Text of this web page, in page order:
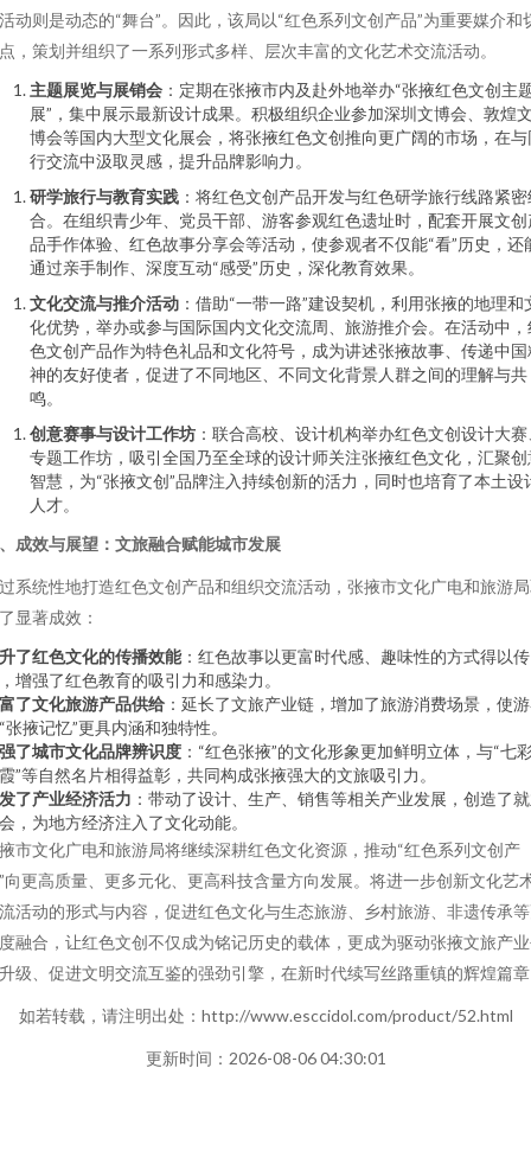
动则是动态的“舞台”。因此，该局以“红色系列文创产品”为重要媒介和
，策划并组织了一系列形式多样、层次丰富的文化艺术交流活动。
主题展览与展销会 ：定期在张掖市内及赴外地举办“张掖红色文创主
展”，集中展示最新设计成果。积极组织企业参加深圳文博会、敦煌
博会等国内大型文化展会，将张掖红色文创推向更广阔的市场，在与
行交流中汲取灵感，提升品牌影响力。
研学旅行与教育实践 ：将红色文创产品开发与红色研学旅行线路紧
合。在组织青少年、党员干部、游客参观红色遗址时，配套开展文创
品手作体验、红色故事分享会等活动，使参观者不仅能“看”历史，还
通过亲手制作、深度互动“感受”历史，深化教育效果。
文化交流与推介活动 ：借助“一带一路”建设契机，利用张掖的地理和
化优势，举办或参与国际国内文化交流周、旅游推介会。在活动中，
色文创产品作为特色礼品和文化符号，成为讲述张掖故事、传递中国
神的友好使者，促进了不同地区、不同文化背景人群之间的理解与共
鸣。
创意赛事与设计工作坊 ：联合高校、设计机构举办红色文创设计大
专题工作坊，吸引全国乃至全球的设计师关注张掖红色文化，汇聚创
智慧，为“张掖文创”品牌注入持续创新的活力，同时也培育了本土设
人才。
成效与展望：文旅融合赋能城市发展
系统性地打造红色文创产品和组织交流活动，张掖市文化广电和旅游
显著成效：
了红色文化的传播效能：红色故事以更富时代感、趣味性的方式得以传
增强了红色教育的吸引力和感染力。
了文化旅游产品供给 ：延长了文旅产业链，增加了旅游消费场景，使
张掖记忆”更具内涵和独特性。
了城市文化品牌辨识度 ：“红色张掖”的文化形象更加鲜明立体，与“七
”等自然名片相得益彰，共同构成张掖强大的文旅吸引力。
了产业经济活力 ：带动了设计、生产、销售等相关产业发展，创造了
，为地方经济注入了文化动能。
市文化广电和旅游局将继续深耕红色文化资源，推动“红色系列文创产
向更高质量、更多元化、更高科技含量方向发展。将进一步创新文化艺
活动的形式与内容，促进红色文化与生态旅游、乡村旅游、非遗传承
融合，让红色文创不仅成为铭记历史的载体，更成为驱动张掖文旅产
级、促进文明交流互鉴的强劲引擎，在新时代续写丝路重镇的辉煌篇
如若转载，请注明出处：http://www.esccidol.com/product/52.html
更新时间：2026-08-06 04:30:01